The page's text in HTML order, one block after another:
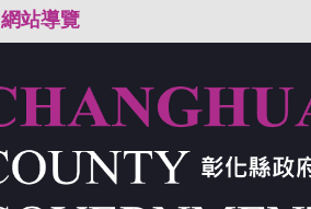
網站導覽